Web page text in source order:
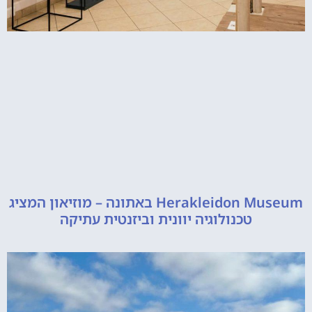
Herakleidon Museum באתונה – מוזיאון המציג
טכנולוגיה יוונית וביזנטית עתיקה